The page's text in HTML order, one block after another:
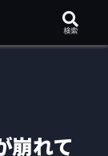
崩れて
検索